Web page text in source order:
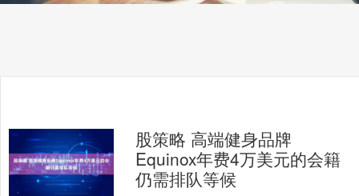
股策略 高端健身品牌
Equinox年费4万美元的会籍
仍需排队等候